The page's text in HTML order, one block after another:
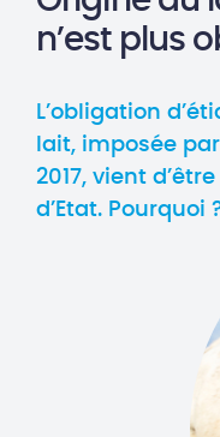
n’est plus
L’obligation
lait, imposée
2017, vient
d’Etat. Pourquoi